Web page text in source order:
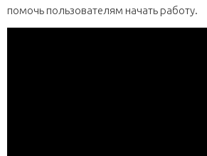
помочь пользователям начать работу.